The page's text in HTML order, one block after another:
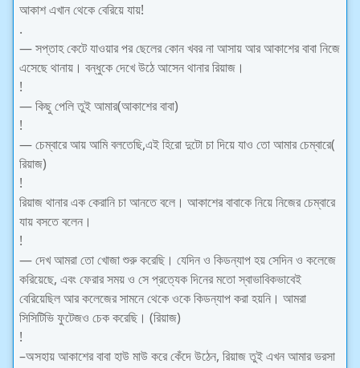
আকাশ এখান থেকে বেরিয়ে যায়!
.
— সপ্তাহ কেটে যাওয়ার পর ছেলের কোন খবর না আসায় আর আকাশের বাবা নিজে
এসেছে থানায়। বন্ধুকে দেখে উঠে আসেন থানার রিয়াজ।
!
— কিছু পেলি তুই আমার(আকাশের বাবা)
!
— চেম্বারে আয় আমি বলতেছি,এই হিরো দুটো চা দিয়ে যাও তো আমার চেম্বারে(
রিয়াজ)
!
রিয়াজ থানার এক কেরানি চা আনতে বলে। আকাশের বাবাকে নিয়ে নিজের চেম্বারে
যায় বসতে বলেন।
!
— দেখ আমরা তো খোজা শুরু করেছি। যেদিন ও কিডন্যাপ হয় সেদিন ও কলেজে
করিয়েছে, এবং ফেরার সময় ও সে প্রত্যেক দিনের মতো স্বাভাবিকভাবেই
বেরিয়েছিল আর কলেজের সামনে থেকে ওকে কিডন্যাপ করা হয়নি। আমরা
সিসিটিভি ফুটেজও চেক করেছি। (রিয়াজ)
!
–অসহায় আকাশের বাবা হাউ মাউ করে কেঁদে উঠেন, রিয়াজ তুই এখন আমার ভরসা